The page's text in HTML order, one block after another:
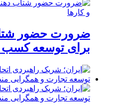
ضرورت حضور
برای توسعه کسب‌